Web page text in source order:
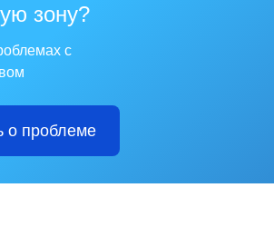
зону?
с
о проблеме